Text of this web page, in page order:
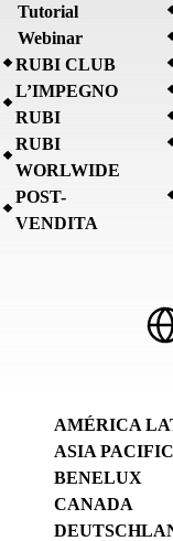
Tutorial
Webinar
RUBI CLUB
L’IMPEGNO
RUBI
RUBI
WORLWIDE
POST-
VENDITA
AMÉRICA
ASIA PACIFIC
BENELUX
CANADA